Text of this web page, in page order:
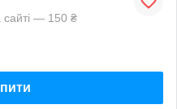
сайті — 150 ₴